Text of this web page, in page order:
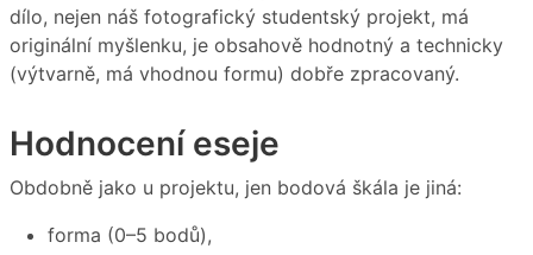
dílo, nejen náš fotografický studentský projekt, má
originální myšlenku, je obsahově hodnotný a technicky
(výtvarně, má vhodnou formu) dobře zpracovaný.
Hodnocení eseje
Obdobně jako u projektu, jen bodová škála je jiná:
forma (0–5 bodů),